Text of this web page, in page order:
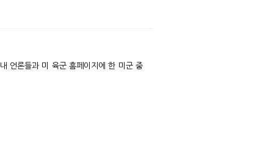
언론들과 미 육군 홈페이지에 한 미군 중